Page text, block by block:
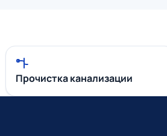
Прочистка канализации